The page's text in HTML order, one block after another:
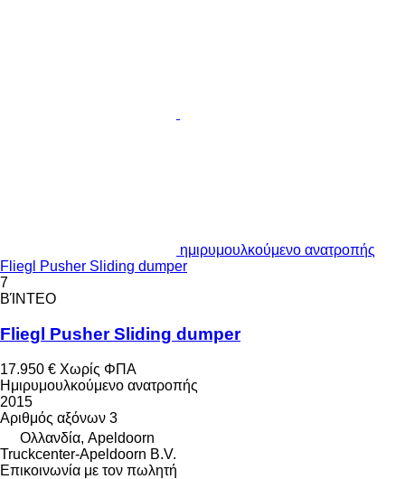
ημιρυμουλκούμενο ανατροπής
Fliegl Pusher Sliding dumper
7
ΒΊΝΤΕΟ
Fliegl Pusher Sliding dumper
17.950 € Χωρίς ΦΠΑ
Ημιρυμουλκούμενο ανατροπής
2015
Αριθμός αξόνων 3
Ολλανδία, Apeldoorn
Truckcenter-Apeldoorn B.V.
Επικοινωνία με τον πωλητή